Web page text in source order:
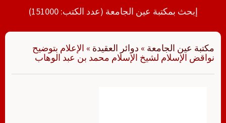
إبحث بمكتبة عين الجامعة (عدد الكتب: 151000)
مكتبة عين الجامعة » دوائر العقيدة » الإعلام بتوضيح
نواقض الإسلام لشيخ الإسلام محمد بن عبد الوهاب